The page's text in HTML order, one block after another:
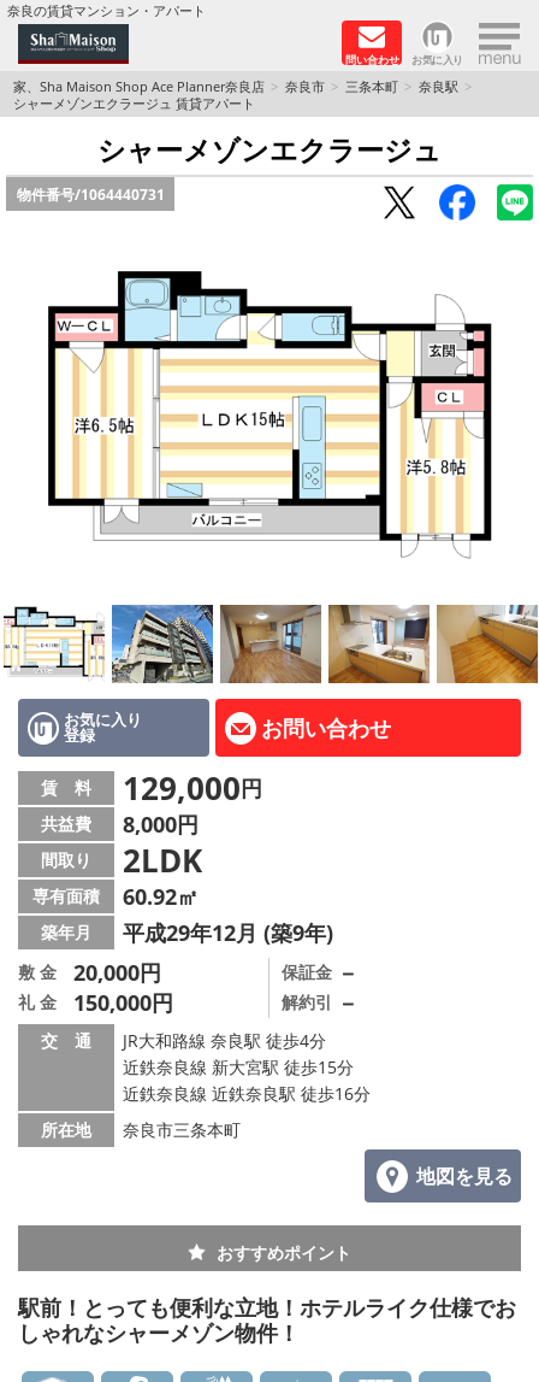
奈良の賃貸マンション・アパート
問い合わせ お気に入り ×
TOPページ
Foreigners welcome！
店長のおすすめ物件
積水ハウス Sha Maison 特集 (奈良北部、木津川
積水ハウス Sha Maison 特集 (奈良南部)
路線·駅から探す
地域から探す
AcePlanner公式ライン
SNS
スタッフ紹介
リフォーム のことなら！
オーナー様へ
住宅型有料老人 Ｆｌｅｕｒａｇｅ
店舗情報·アクセス
会社概要
メールでお問い合わせ
家、Sha Maison Shop Ace Planner奈良店 奈良市 三条本町
奈良駅
シャーメゾンエクラージュ 賃貸アパート
シャーメゾンエクラージュ
物件番号/1064440731
お気に入り
登録 お問い合わせ
賃 料 129,000円
共益費 8,000円
間取り 2LDK
専有面積 60.92㎡
築年月 平成29年12月 (築9年)
敷 金 20,000円
礼 金 150,000円
保証金 －
解約引 －
交 通
JR大和路線 奈良駅 徒歩4分
近鉄奈良線 新大宮駅 徒歩15分
近鉄奈良線 近鉄奈良駅 徒歩16分
所在地
奈良市三条本町
地図を見る
おすすめポイント
駅前！とっても便利な立地！ホテルライク仕様でお
しゃれなシャーメゾン物件！